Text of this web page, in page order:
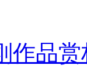
作品赏